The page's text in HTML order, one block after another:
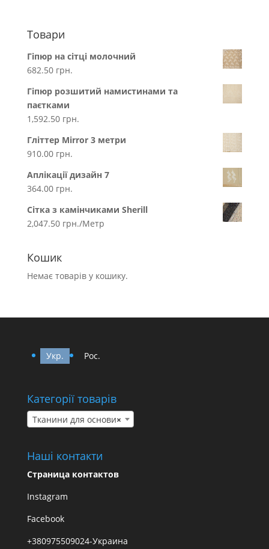
Товари
Гіпюр на сітці молочний
682.50 грн.
Гіпюр розшитий намистинами та
паєтками
1,592.50 грн.
Гліттер Mirror 3 метри
910.00 грн.
Аплікації дизайн 7
364.00 грн.
Сітка з камінчиками Sherill
2,047.50 грн./Метр
Кошик
Немає товарів у кошику.
Укр. Рос.
Категорії товарів
×
Тканини для основи
Наші контакти
Страница контактов
Instagram
Facebook
+380975509024-Украина